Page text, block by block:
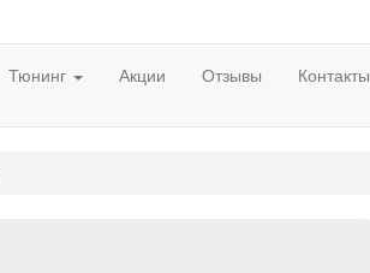
Тюнинг Акции Отзывы Контакты